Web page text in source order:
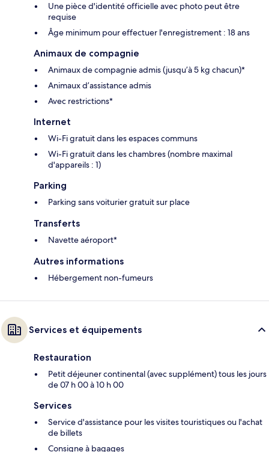
Une pièce d'identité officielle avec photo peut être
requise
Âge minimum pour effectuer l'enregistrement : 18 ans
Animaux de compagnie
Animaux de compagnie admis (jusqu’à 5 kg chacun)*
Animaux d’assistance admis
Avec restrictions*
Internet
Wi-Fi gratuit dans les espaces communs
Wi-Fi gratuit dans les chambres (nombre maximal
d'appareils : 1)
Parking
Parking sans voiturier gratuit sur place
Transferts
Navette aéroport*
Autres informations
Hébergement non-fumeurs
Services et équipements
Restauration
Petit déjeuner continental (avec supplément) tous les jours
de 07 h 00 à 10 h 00
Services
Service d'assistance pour les visites touristiques ou l'achat
de billets
Consigne à bagages